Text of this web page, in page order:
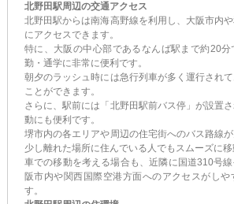
北野田駅周辺の交通アクセス
北野田駅からは南海高野線を利用し、大阪市内
にアクセスできます。
特に、大阪の中心部であるなんば駅まで約20
勤・通学に非常に便利です。
朝夕のラッシュ時には急行列車が多く運行され
ことができます。
さらに、駅前には「北野田駅前バス停」が設置
動にも便利です。
堺市内の各エリアや周辺の住宅街へのバス路線
少し離れた場所に住んでいる人でもスムーズに移
車での移動を考える場合も、近隣に国道310号
阪市内や関西国際空港方面へのアクセスがしや
す。